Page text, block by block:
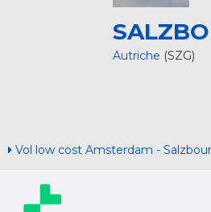
Autriche (SZG)
Vol low cost Amsterdam -